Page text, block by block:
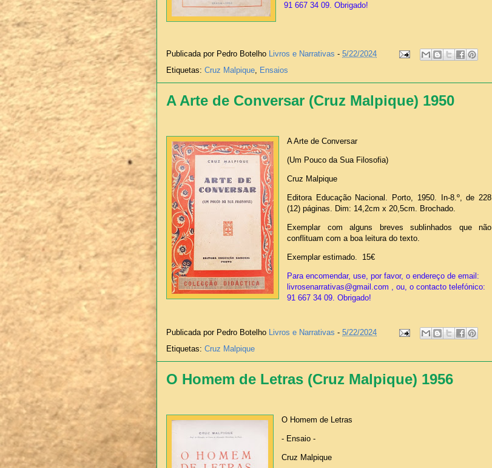
91 667 34 09. Obrigado!
Publicada por Pedro Botelho Livros e Narrativas - 5/22/2024
Etiquetas: Cruz Malpique, Ensaios
A Arte de Conversar (Cruz Malpique) 1950
A Arte de Conversar
(Um Pouco da Sua Filosofia)
Cruz Malpique
Editora Educação Nacional. Porto, 1950. In-8.º, de 228
(12) páginas. Dim: 14,2cm x 20,5cm. Brochado.
Exemplar com alguns breves sublinhados que não
conflituam com a boa leitura do texto.
Exemplar estimado. 15€
Para encomendar, use, por favor, o endereço de email:
livrosenarrativas@gmail.com , ou, o contacto telefónico:
91 667 34 09. Obrigado!
Publicada por Pedro Botelho Livros e Narrativas - 5/22/2024
Etiquetas: Cruz Malpique
O Homem de Letras (Cruz Malpique) 1956
O Homem de Letras
- Ensaio -
Cruz Malpique